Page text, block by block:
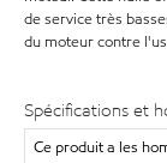
de service très
du moteur contre
Spécifications et
Ce produit a les